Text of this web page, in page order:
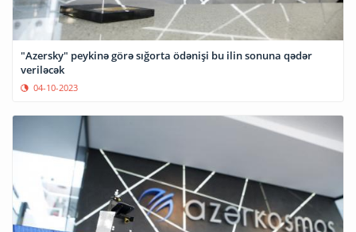
"Azersky" peykinə görə sığorta ödənişi bu ilin sonuna qədər
veriləcək
04-10-2023